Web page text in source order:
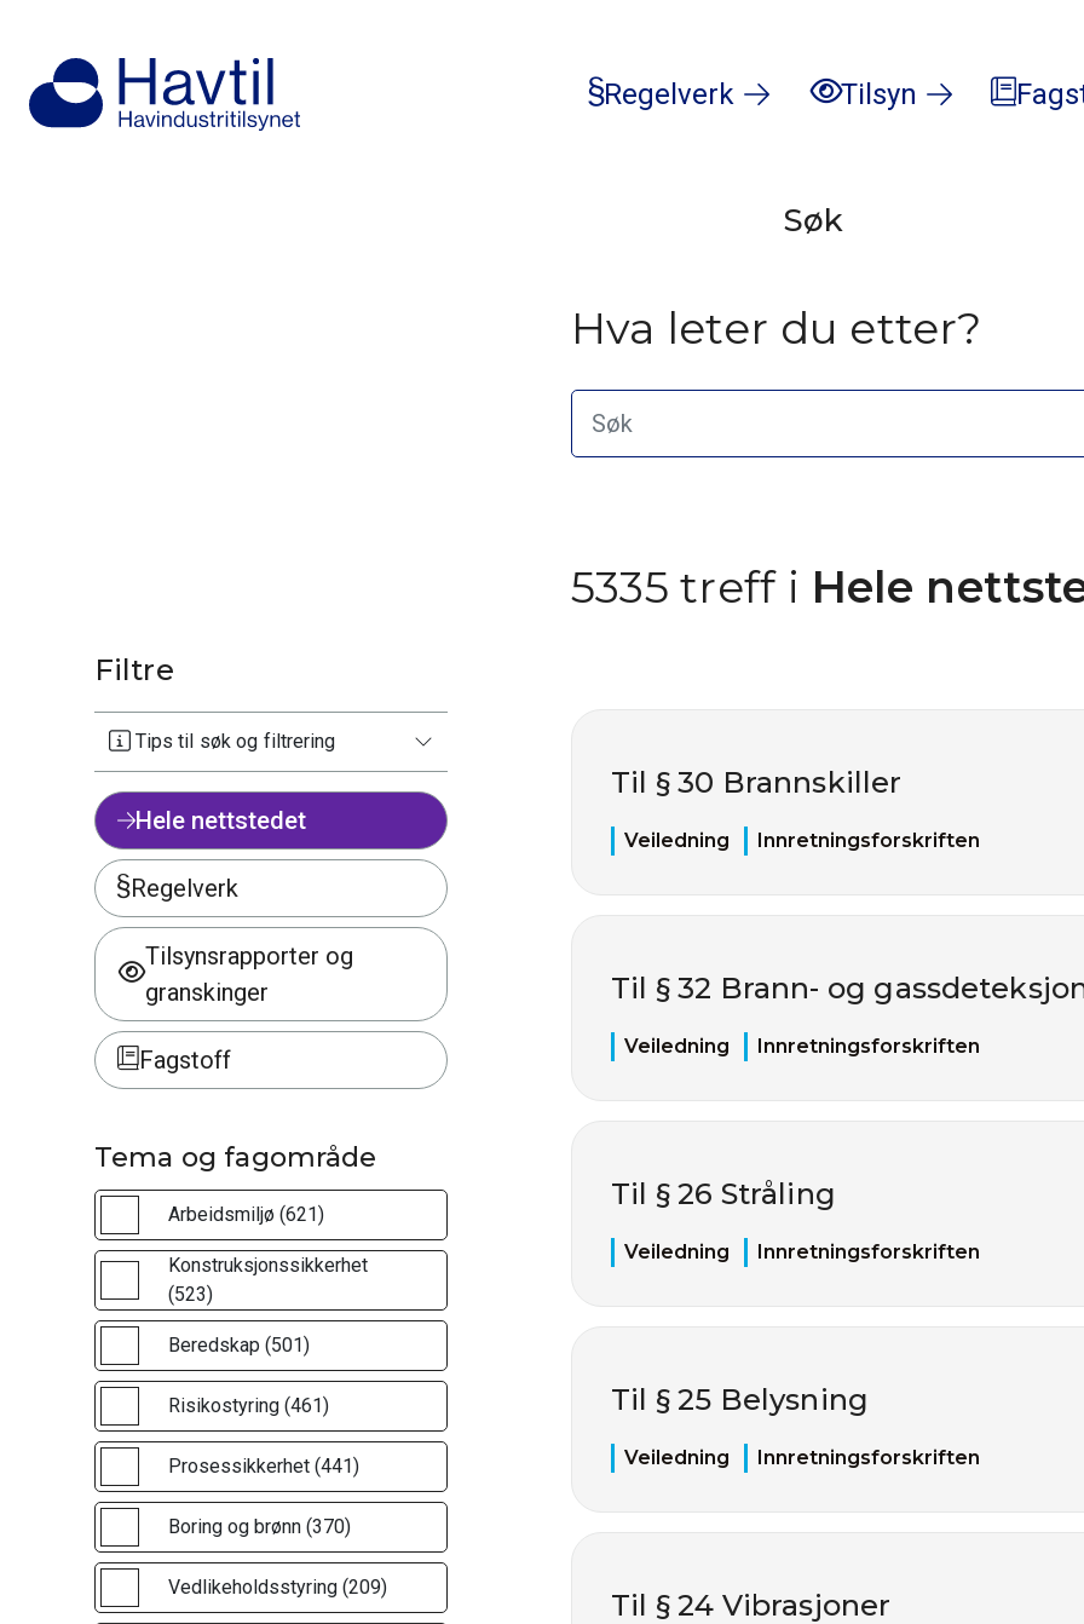
Regelverk Tilsyn
Søk
Hva leter du etter?
5335 treff i Hele
Filtre
Tips til søk og filtrering
Hele nettstedet
Regelverk
Tilsynsrapporter og
granskinger
Fagstoff
Tema og fagområde
Arbeidsmiljø (621)
Konstruksjonssikkerhet
(523)
Beredskap (501)
Risikostyring (461)
Prosessikkerhet (441)
Boring og brønn (370)
Vedlikeholdsstyring (209)
Til § 30 Brannskiller
Veiledning Innretningsforskriften
Til § 32 Brann- og
Veiledning Innretningsforskriften
Til § 26 Stråling
Veiledning Innretningsforskriften
Til § 25 Belysning
Veiledning Innretningsforskriften
Til § 24 Vibrasjoner